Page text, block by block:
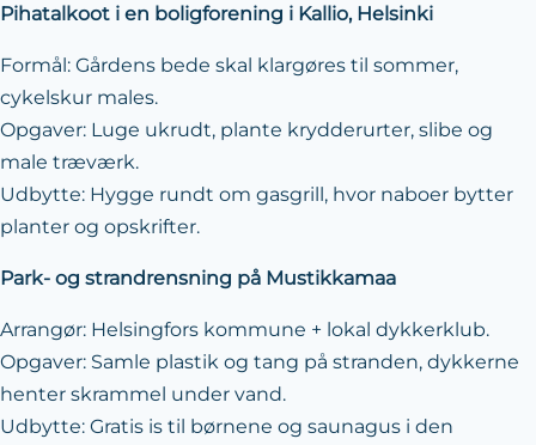
Pihatalkoot i en boligforening i Kallio, Helsinki
Formål: Gårdens bede skal klargøres til sommer,
cykelskur males.
Opgaver: Luge ukrudt, plante krydderurter, slibe og
male træværk.
Udbytte: Hygge rundt om gasgrill, hvor naboer bytter
planter og opskrifter.
Park- og strandrensning på Mustikkamaa
Arrangør: Helsingfors kommune + lokal dykkerklub.
Opgaver: Samle plastik og tang på stranden, dykkerne
henter skrammel under vand.
Udbytte: Gratis is til børnene og saunagus i den